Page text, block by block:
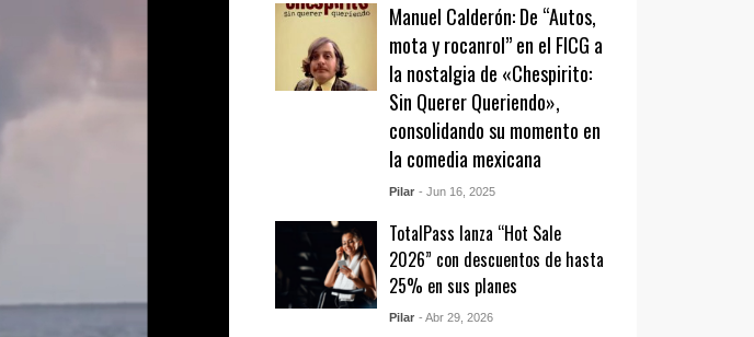
Manuel Calderón: De “Autos,
mota y rocanrol” en el FICG a
la nostalgia de «Chespirito:
Sin Querer Queriendo»,
consolidando su momento en
la comedia mexicana
Pilar - Jun 16, 2025
TotalPass lanza “Hot Sale
2026” con descuentos de hasta
25% en sus planes
Pilar - Abr 29, 2026